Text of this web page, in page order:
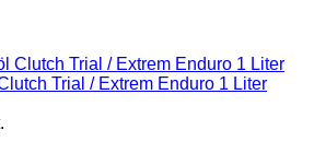
Trial / Extrem Enduro 1 Liter